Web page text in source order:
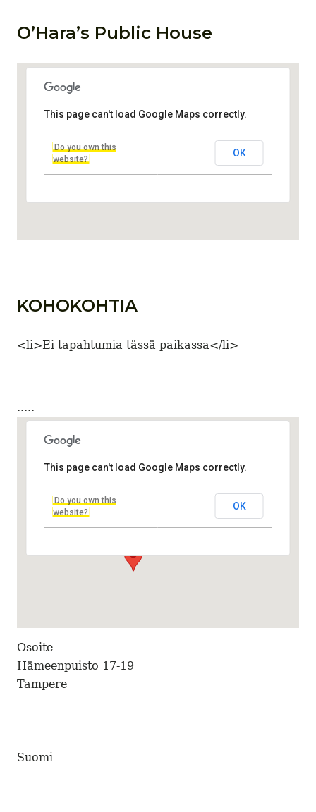
O’Hara’s Public House
Tapahtumapaikka
This page can't load Google Maps correctly.
Do you own this
website?
OK
KOHOKOHTIA
<li>Ei tapahtumia tässä paikassa</li>
.....
O'Hara's Public House
Hämeenpuisto 17-19 - Tampere
This page can't load Google Maps correctly.
Do you own this
website?
OK
Osoite
Hämeenpuisto 17-19
Tampere
Suomi